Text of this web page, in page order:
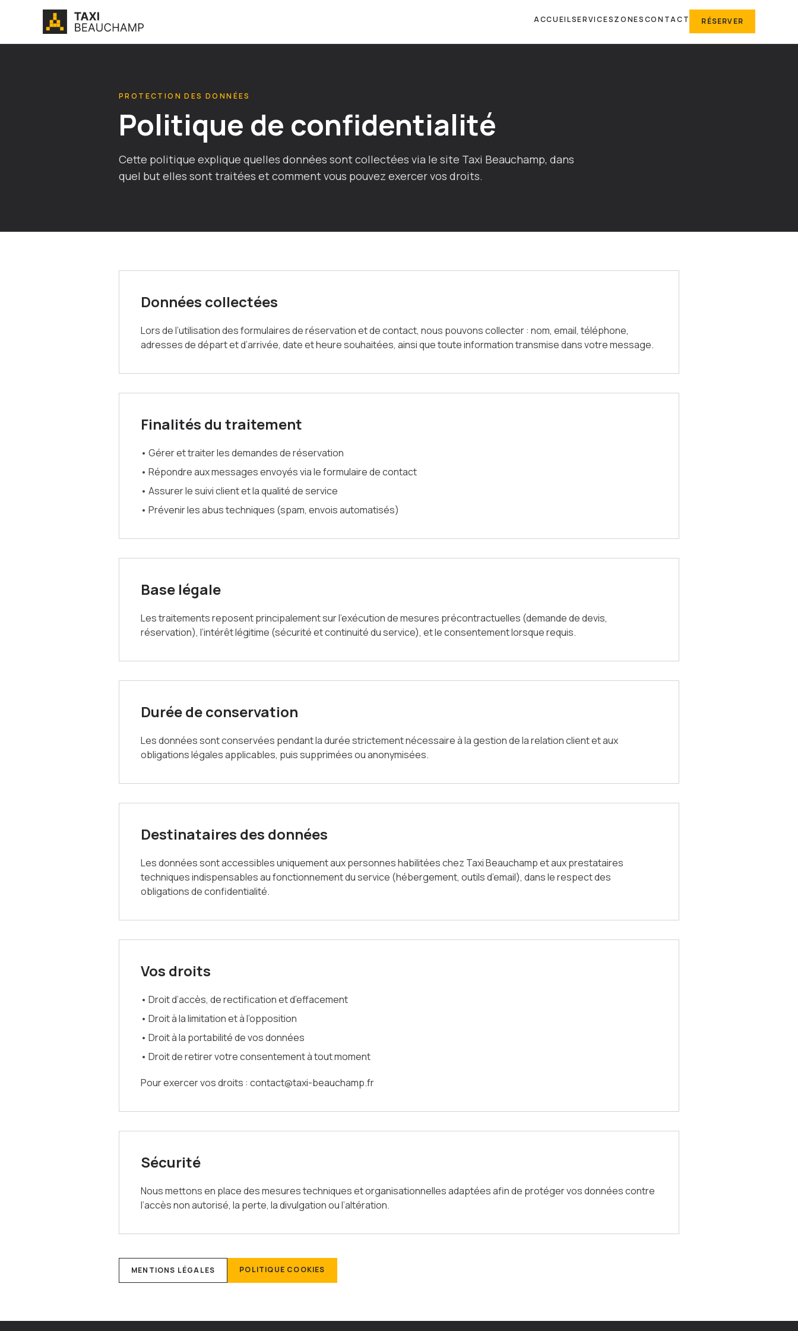
ACCUEILSERVICESZONESCONTACT RÉSERVER
PROTECTION DES DONNÉES
Politique de confidentialité
Cette politique explique quelles données sont collectées via le site Taxi Beauchamp, dans
quel but elles sont traitées et comment vous pouvez exercer vos droits.
Données collectées
Lors de l’utilisation des formulaires de réservation et de contact, nous pouvons collecter : nom, email, téléphone,
adresses de départ et d’arrivée, date et heure souhaitées, ainsi que toute information transmise dans votre message.
Finalités du traitement
• Gérer et traiter les demandes de réservation
• Répondre aux messages envoyés via le formulaire de contact
• Assurer le suivi client et la qualité de service
• Prévenir les abus techniques (spam, envois automatisés)
Base légale
Les traitements reposent principalement sur l’exécution de mesures précontractuelles (demande de devis,
réservation), l’intérêt légitime (sécurité et continuité du service), et le consentement lorsque requis.
Durée de conservation
Les données sont conservées pendant la durée strictement nécessaire à la gestion de la relation client et aux
obligations légales applicables, puis supprimées ou anonymisées.
Destinataires des données
Les données sont accessibles uniquement aux personnes habilitées chez Taxi Beauchamp et aux prestataires
techniques indispensables au fonctionnement du service (hébergement, outils d’email), dans le respect des
obligations de confidentialité.
Vos droits
• Droit d’accès, de rectification et d’effacement
• Droit à la limitation et à l’opposition
• Droit à la portabilité de vos données
• Droit de retirer votre consentement à tout moment
Pour exercer vos droits : contact@taxi-beauchamp.fr
Sécurité
Nous mettons en place des mesures techniques et organisationnelles adaptées afin de protéger vos données contre
l’accès non autorisé, la perte, la divulgation ou l’altération.
MENTIONS LÉGALES POLITIQUE COOKIES